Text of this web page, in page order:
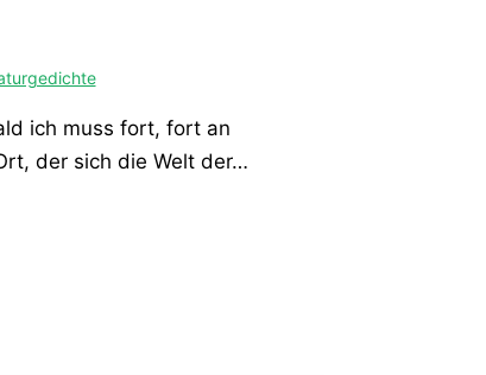
ich muss fort, fort an
der sich die Welt der…